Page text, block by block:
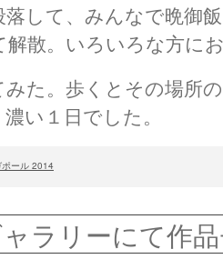
して、みんなで晩御
散。いろいろな方に
た。歩くとその場所
い１日でした。
ポール 2014
ラリーにて作